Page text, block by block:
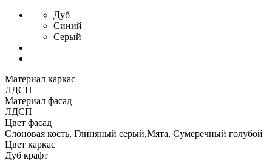
Дуб
Синий
Серый
Материал каркас
ЛДСП
Материал фасад
ЛДСП
Цвет фасад
Слоновая кость, Глиняный серый,Мята, Сумеречный голубой
Цвет каркас
Дуб крафт